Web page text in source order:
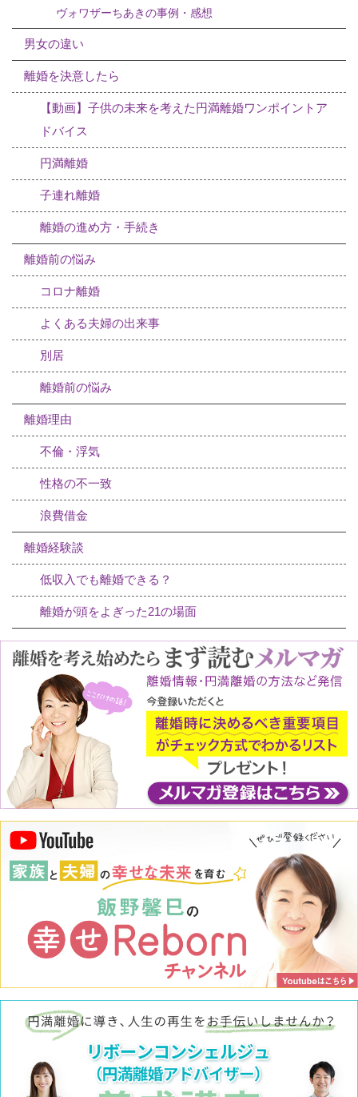
ヴォワザーちあきの事例・感想
男女の違い
離婚を決意したら
【動画】子供の未来を考えた円満離婚ワンポイントア
ドバイス
円満離婚
子連れ離婚
離婚の進め方・手続き
離婚前の悩み
コロナ離婚
よくある夫婦の出来事
別居
離婚前の悩み
離婚理由
不倫・浮気
性格の不一致
浪費借金
離婚経験談
低収入でも離婚できる？
離婚が頭をよぎった21の場面